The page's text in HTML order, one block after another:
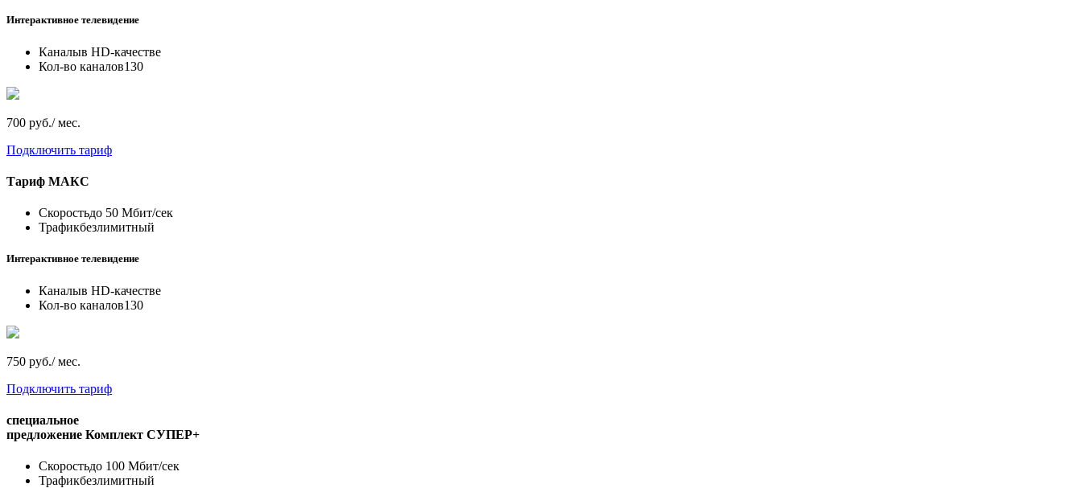
Интерактивное телевидение
Каналыв HD-качестве
Кол-во каналов130
700 руб./ мес.
Подключить тариф
Тариф МАКС
Скоростьдо 50 Мбит/сек
Трафикбезлимитный
Интерактивное телевидение
Каналыв HD-качестве
Кол-во каналов130
750 руб./ мес.
Подключить тариф
специальное
предложение Комплект СУПЕР+
Скоростьдо 100 Мбит/сек
Трафикбезлимитный